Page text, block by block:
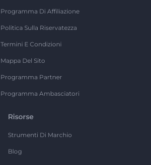
Programma Di Affiliazione
Politica Sulla Riservatezza
Termini E Condizioni
Mappa Del Sito
Programma Partner
Programma Ambasciatori
Risorse
Strumenti Di Marchio
Blog